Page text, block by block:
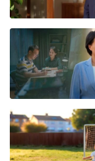
प्रार्थना गरिरहेँ, र
परमेश्‍वरलाई अनुरोध
एकदिन, मैले
बुझाइ प्राप्त गरेँ।
मानिसका
जतिसुकै यथार्थवादी
हासिल गर्न चाहेका